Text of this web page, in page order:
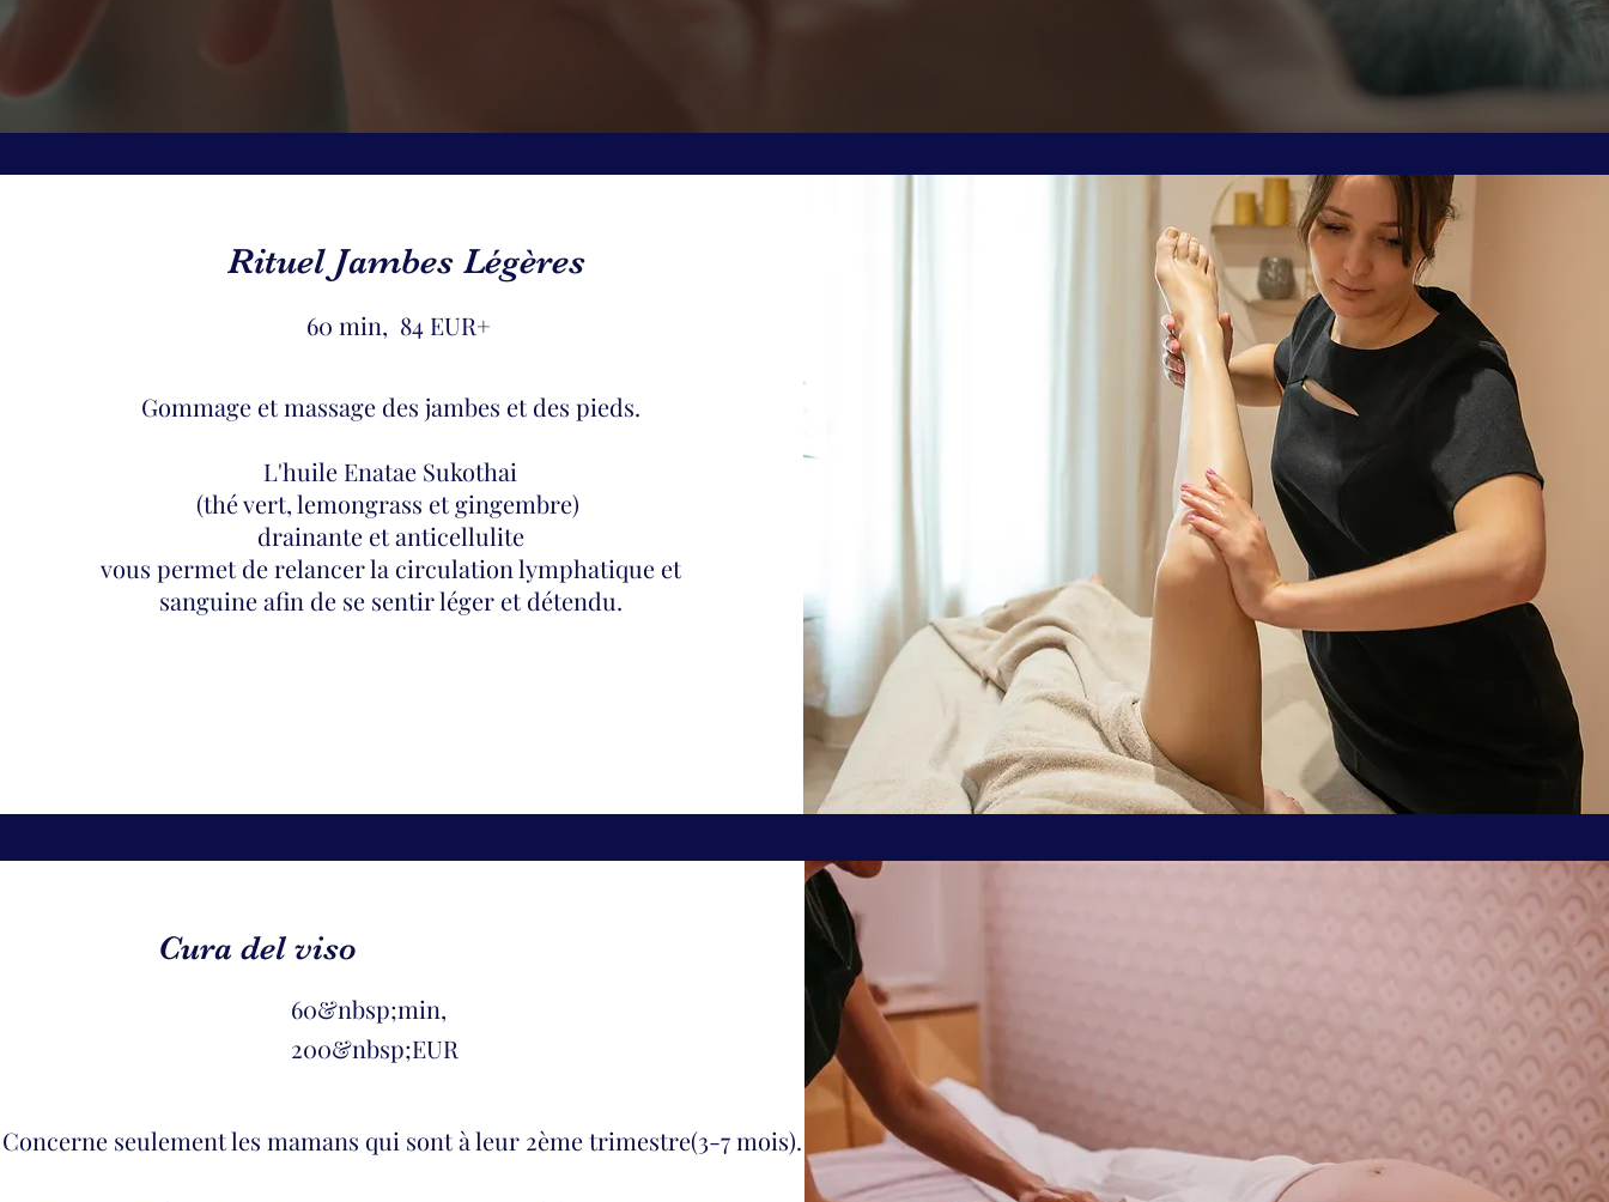
Rituel Jambes Légères
60 min, 84 EUR+
Gommage et massage des jambes et des pieds.
L'huile Enatae Sukothai
(thé vert, lemongrass et gingembre)
drainante et anticellulite
vous permet de relancer la circulation lymphatique et
sanguine afin de se sentir léger et détendu.
Cura del viso
60&nbsp;min,
200&nbsp;EUR
Concerne seulement les mamans qui sont à leur 2ème trimestre(3-7 mois).